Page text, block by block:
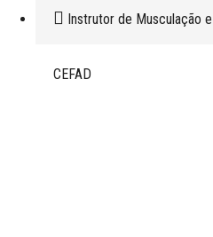
Instrutor de Musculação
CEFAD